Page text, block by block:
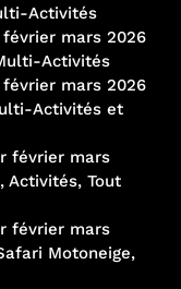
Activités
mars 2026
Activités
mars 2026
Activités et
février mars
Activités, Tout
février mars
Motoneige,